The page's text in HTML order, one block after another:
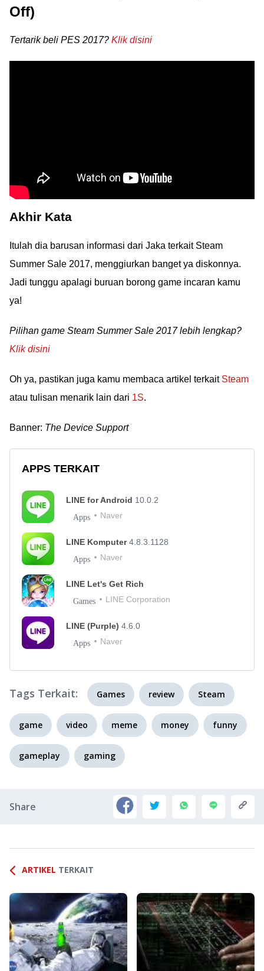
Off)
Tertarik beli PES 2017? Klik disini
Akhir Kata
Itulah dia barusan informasi dari Jaka terkait Steam
Summer Sale 2017, menggiurkan banget ya diskonnya.
Jadi tunggu apalagi buruan borong game incaran kamu
ya!
Pilihan game Steam Summer Sale 2017 lebih lengkap?
Klik disini
Oh ya, pastikan juga kamu membaca artikel terkait Steam
atau tulisan menarik lain dari 1S.
Banner: The Device Support
APPS TERKAIT
LINE for Android 10.0.2
Apps Naver
LINE Komputer4.8.3.1128
Apps Naver
LINE Let's Get Rich
Games LINE Corporation
LINE (Purple) 4.6.0
Apps Naver
Tags Terkait: Games review Steam
game video meme money funny
gameplay gaming
Share
ARTIKEL TERKAIT